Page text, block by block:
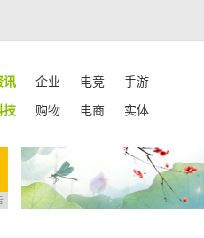
讯 企业 电竞 手游
技
购物 电商 实体